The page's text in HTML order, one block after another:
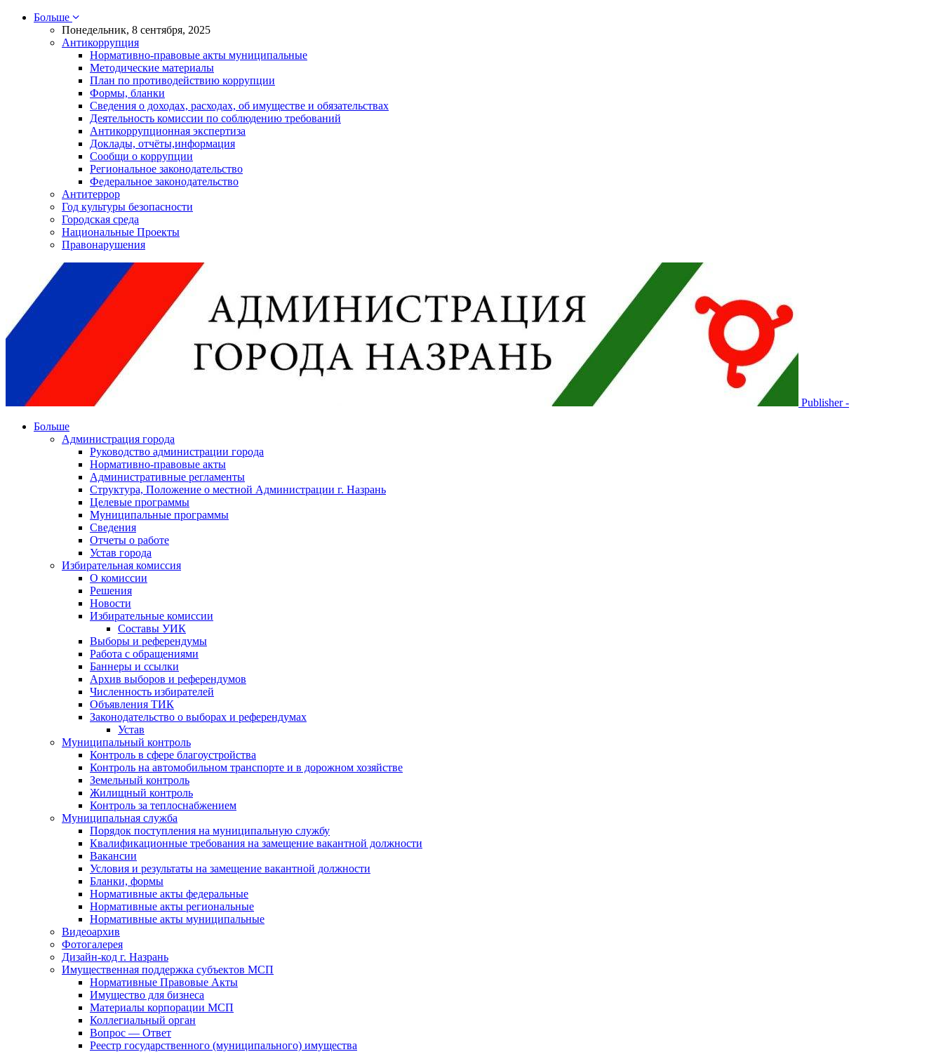
Больше
Понедельник, 8 сентября, 2025
Антикоррупция
Нормативно-правовые акты муниципальные
Методические материалы
План по противодействию коррупции
Формы, бланки
Сведения о доходах, расходах, об имуществе и обязательствах
Деятельность комиссии по соблюдению требований
Антикоррупционная экспертиза
Доклады, отчёты,информация
Сообщи о коррупции
Региональное законодательство
Федеральное законодательство
Антитеррор
Год культуры безопасности
Городская среда
Национальные Проекты
Правонарушения
Publisher -
Больше
Администрация города
Руководство администрации города
Нормативно-правовые акты
Административные регламенты
Структура, Положение о местной Администрации г. Назрань
Целевые программы
Муниципальные программы
Сведения
Отчеты о работе
Устав города
Избирательная комиссия
О комиссии
Решения
Новости
Избирательные комиссии
Составы УИК
Выборы и референдумы
Работа с обращениями
Баннеры и ссылки
Архив выборов и референдумов
Численность избирателей
Объявления ТИК
Законодательство о выборах и референдумах
Устав
Муниципальный контроль
Контроль в сфере благоустройства
Контроль на автомобильном транспорте и в дорожном хозяйстве
Земельный контроль
Жилищный контроль
Контроль за теплоснабжением
Муниципальная служба
Порядок поступления на муниципальную службу
Квалификационные требования на замещение вакантной должности
Вакансии
Условия и результаты на замещение вакантной должности
Бланки, формы
Нормативные акты федеральные
Нормативные акты региональные
Нормативные акты муниципальные
Видеоархив
Фотогалерея
Дизайн-код г. Назрань
Имущественная поддержка субъектов МСП
Нормативные Правовые Акты
Имущество для бизнеса
Материалы корпорации МСП
Коллегиальный орган
Вопрос — Ответ
Реестр государственного (муниципального) имущества